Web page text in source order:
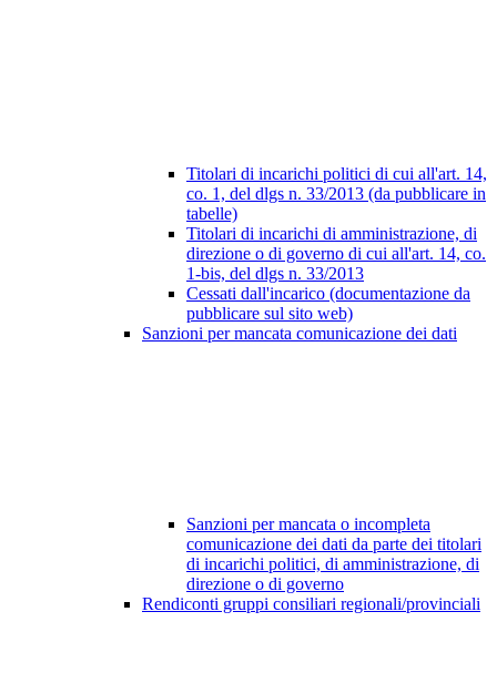
Titolari di incarichi politici di cui all'art. 14,
co. 1, del dlgs n. 33/2013 (da pubblicare in
tabelle)
Titolari di incarichi di amministrazione, di
direzione o di governo di cui all'art. 14, co.
1-bis, del dlgs n. 33/2013
Cessati dall'incarico (documentazione da
pubblicare sul sito web)
Sanzioni per mancata comunicazione dei dati
Sanzioni per mancata o incompleta
comunicazione dei dati da parte dei titolari
di incarichi politici, di amministrazione, di
direzione o di governo
Rendiconti gruppi consiliari regionali/provinciali